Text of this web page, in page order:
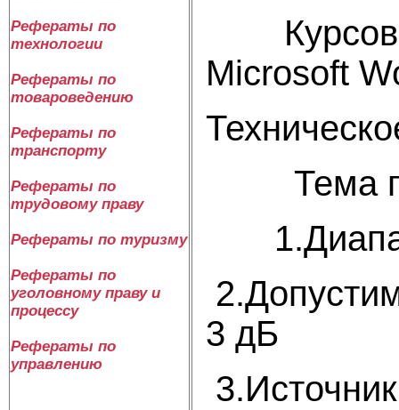
Рефераты по
технологии
Рефераты по
товароведению
Рефераты по
транспорту
Рефераты по
трудовому праву
Рефераты по туризму
Рефераты по
уголовному праву и
процессу
Рефераты по
управлению
Microsoft
Тема
3 дБ